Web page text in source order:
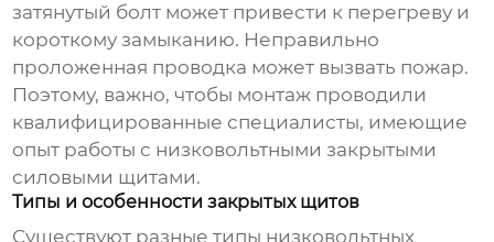
затянутый болт может привести к перегреву и
короткому замыканию. Неправильно
проложенная проводка может вызвать пожар.
Поэтому, важно, чтобы монтаж проводили
квалифицированные специалисты, имеющие
опыт работы с низковольтными закрытыми
силовыми щитами.
Типы и особенности закрытых щитов
Существуют разные типы низковольтных